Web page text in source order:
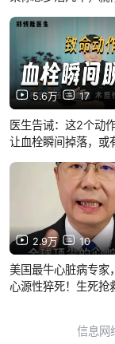
5.6万 17
医生告诫：这2个动
让血栓瞬间掉落，或
2.9万 10
美国最牛心脏病专家
心源性猝死！生死抢
信息网